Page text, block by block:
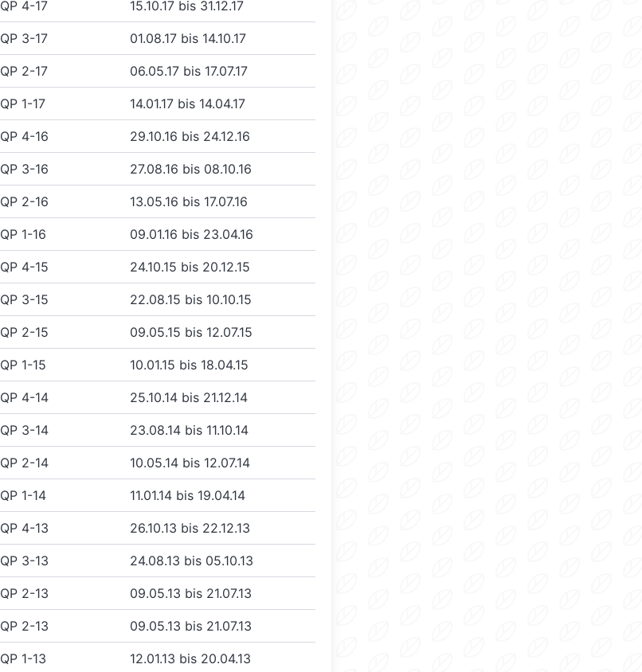
QP 4-17 15.10.17 bis 31.12.17
QP 3-17 01.08.17 bis 14.10.17
QP 2-17 06.05.17 bis 17.07.17
QP 1-17 14.01.17 bis 14.04.17
QP 4-16 29.10.16 bis 24.12.16
QP 3-16 27.08.16 bis 08.10.16
QP 2-16 13.05.16 bis 17.07.16
QP 1-16 09.01.16 bis 23.04.16
QP 4-15 24.10.15 bis 20.12.15
QP 3-15 22.08.15 bis 10.10.15
QP 2-15 09.05.15 bis 12.07.15
QP 1-15 10.01.15 bis 18.04.15
QP 4-14 25.10.14 bis 21.12.14
QP 3-14 23.08.14 bis 11.10.14
QP 2-14 10.05.14 bis 12.07.14
QP 1-14 11.01.14 bis 19.04.14
QP 4-13 26.10.13 bis 22.12.13
QP 3-13 24.08.13 bis 05.10.13
QP 2-13 09.05.13 bis 21.07.13
QP 2-13 09.05.13 bis 21.07.13
QP 1-13 12.01.13 bis 20.04.13